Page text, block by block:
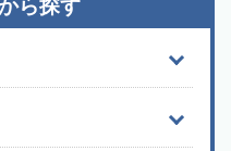
ら探す